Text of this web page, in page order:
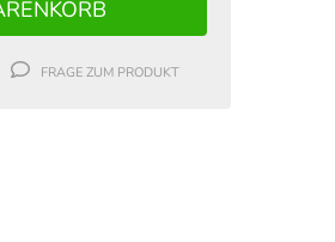
FRAGE ZUM PRODUKT